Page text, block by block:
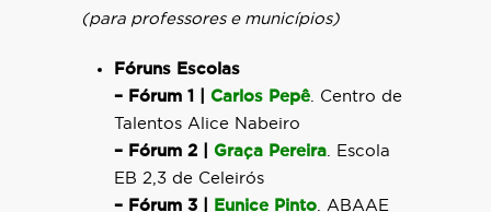
(para professores e municípios)
Fóruns Escolas
– Fórum 1 | Carlos Pepê. Centro de
Talentos Alice Nabeiro
– Fórum 2 | Graça Pereira. Escola
EB 2,3 de Celeirós
– Fórum 3 |
Eunice Pinto. ABAAE